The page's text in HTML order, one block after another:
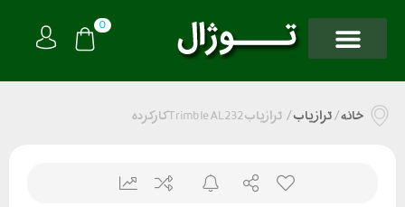
0
خانه/تراز یاب/ ترازیاب Trimble AL232 کارکرده